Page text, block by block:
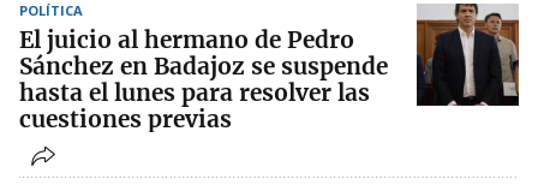
POLÍTICA
El juicio al hermano de Pedro
Sánchez en Badajoz se suspende
hasta el lunes para resolver las
cuestiones previas